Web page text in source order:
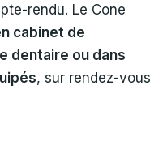
rendu. Le Cone
cabinet de
dentaire ou dans
, sur rendez-vous